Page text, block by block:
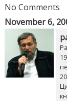
No Comments
November 6,